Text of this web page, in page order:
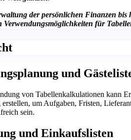
der persönlichen Finanzen
Verwendungsmöglichkeiten für
und
von Tabellenkalkulationen kann
erstellen, um Aufgaben, Fristen,
sein.
und Einkaufslisten